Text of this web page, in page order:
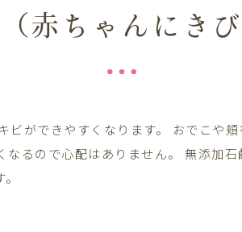
赤ちゃんにき
ができやすくなります。 おでこや
るので心配はありません。 無添加